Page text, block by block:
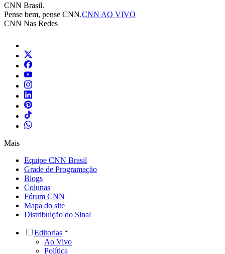
CNN Brasil.
Pense bem, pense CNN.CNN AO VIVO
CNN Nas Redes
Mais
Equipe CNN Brasil
Grade de Programação
Blogs
Colunas
Fórum CNN
Mapa do site
Distribuição do Sinal
Editorias
Ao Vivo
Política